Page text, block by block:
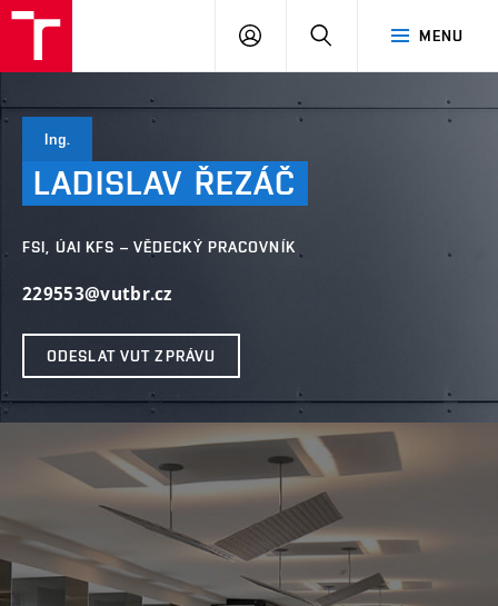
MENU
PŘIHLÁSIT
Ing.
LADISLAV ŘEZÁČ
FSI, ÚAI KFS – VĚDECKÝ PRACOVNÍK
229553@vutbr.cz
ODESLAT VUT ZPRÁVU